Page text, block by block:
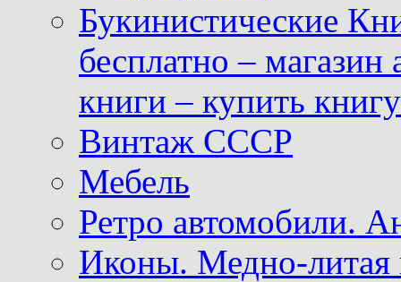
Букинистические
бесплатно –
книги – купить
Винтаж СССР
Мебель
Ретро автомобили.
Иконы. Медно-литая